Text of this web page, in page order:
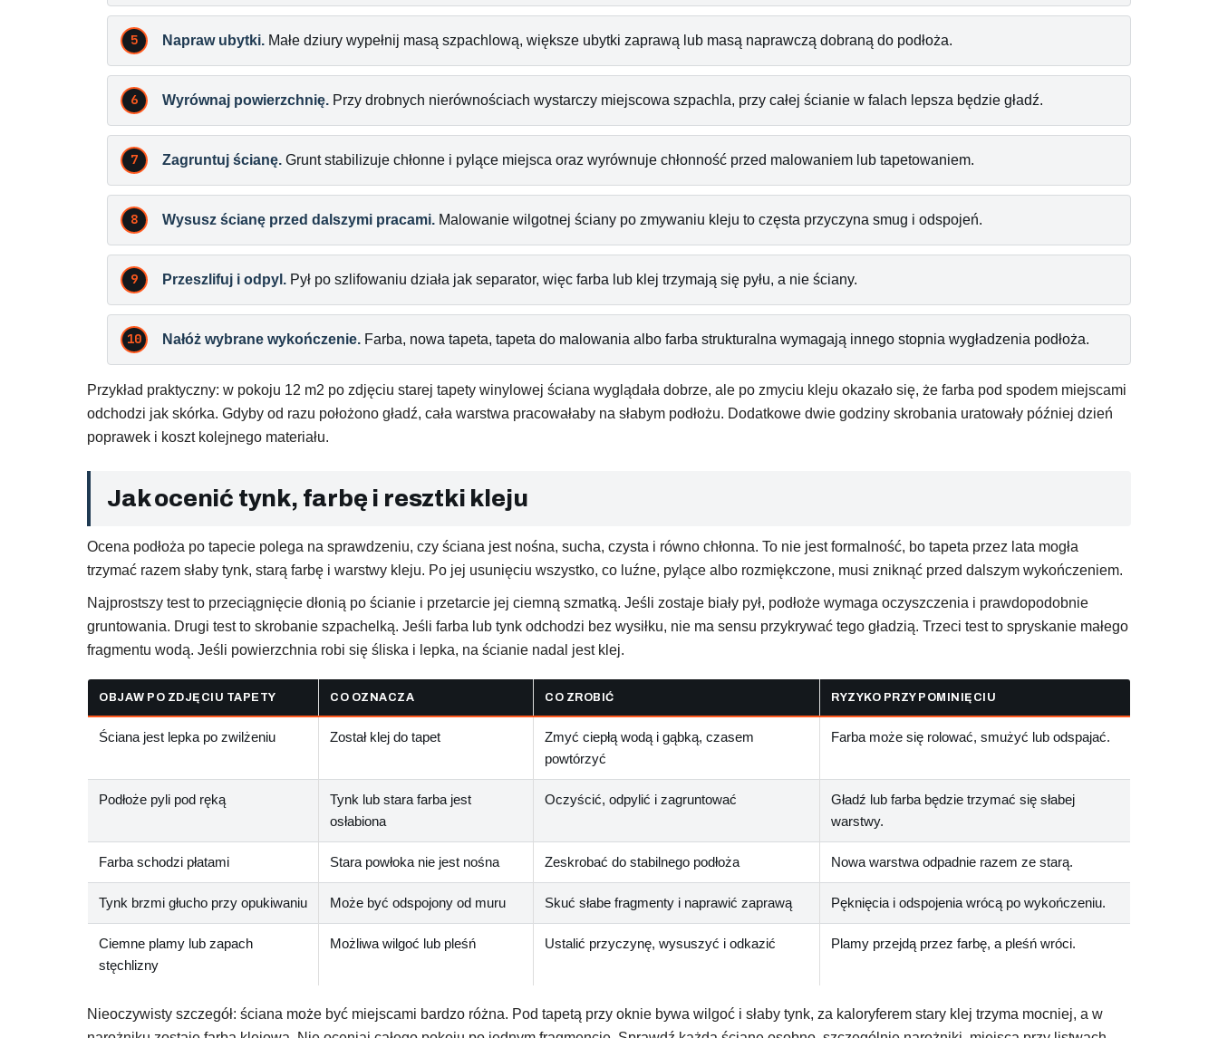
Napraw ubytki. Małe dziury wypełnij masą szpachlową, większe ubytki zaprawą lub masą naprawczą dobraną do podłoża.
Wyrównaj powierzchnię. Przy drobnych nierównościach wystarczy miejscowa szpachla, przy całej ścianie w falach lepsza będzie gładź.
Zagruntuj ścianę. Grunt stabilizuje chłonne i pylące miejsca oraz wyrównuje chłonność przed malowaniem lub tapetowaniem.
Wysusz ścianę przed dalszymi pracami. Malowanie wilgotnej ściany po zmywaniu kleju to częsta przyczyna smug i odspojeń.
Przeszlifuj i odpyl. Pył po szlifowaniu działa jak separator, więc farba lub klej trzymają się pyłu, a nie ściany.
Nałóż wybrane wykończenie. Farba, nowa tapeta, tapeta do malowania albo farba strukturalna wymagają innego stopnia wygładzenia podłoża.
Przykład praktyczny: w pokoju 12 m2 po zdjęciu starej tapety winylowej ściana wyglądała dobrze, ale po zmyciu kleju okazało się, że farba pod spodem miejscami
odchodzi jak skórka. Gdyby od razu położono gładź, cała warstwa pracowałaby na słabym podłożu. Dodatkowe dwie godziny skrobania uratowały później dzień
poprawek i koszt kolejnego materiału.
Jak ocenić tynk, farbę i resztki kleju
Ocena podłoża po tapecie polega na sprawdzeniu, czy ściana jest nośna, sucha, czysta i równo chłonna. To nie jest formalność, bo tapeta przez lata mogła
trzymać razem słaby tynk, starą farbę i warstwy kleju. Po jej usunięciu wszystko, co luźne, pylące albo rozmiękczone, musi zniknąć przed dalszym wykończeniem.
Najprostszy test to przeciągnięcie dłonią po ścianie i przetarcie jej ciemną szmatką. Jeśli zostaje biały pył, podłoże wymaga oczyszczenia i prawdopodobnie
gruntowania. Drugi test to skrobanie szpachelką. Jeśli farba lub tynk odchodzi bez wysiłku, nie ma sensu przykrywać tego gładzią. Trzeci test to spryskanie małego
fragmentu wodą. Jeśli powierzchnia robi się śliska i lepka, na ścianie nadal jest klej.
OBJAW PO ZDJĘCIU TAPETY CO OZNACZA CO ZROBIĆ RYZYKO PRZY POMINIĘCIU
Ściana jest lepka po zwilżeniu Został klej do tapet
Zmyć ciepłą wodą i gąbką, czasem
powtórzyć
Farba może się rolować, smużyć lub odspajać.
Podłoże pyli pod ręką
Tynk lub stara farba jest
osłabiona
Oczyścić, odpylić i zagruntować
Gładź lub farba będzie trzymać się słabej
warstwy.
Farba schodzi płatami Stara powłoka nie jest nośna Zeskrobać do stabilnego podłoża Nowa warstwa odpadnie razem ze starą.
Tynk brzmi głucho przy opukiwaniu Może być odspojony od muru Skuć słabe fragmenty i naprawić zaprawą Pęknięcia i odspojenia wrócą po wykończeniu.
Ciemne plamy lub zapach
stęchlizny
Możliwa wilgoć lub pleśń Ustalić przyczynę, wysuszyć i odkazić Plamy przejdą przez farbę, a pleśń wróci.
Nieoczywisty szczegół: ściana może być miejscami bardzo różna. Pod tapetą przy oknie bywa wilgoć i słaby tynk, za kaloryferem stary klej trzyma mocniej, a w